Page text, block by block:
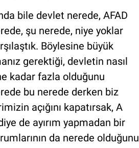
bile devlet nerede, AFAD
şu nerede, niye yoklar
Böylesine büyük
gerektiği, devletin nasıl
kadar fazla olduğunu
bu nerede derken biz
açığını kapatırsak, A
de ayırım yapmadan bir
da nerede olduğunu